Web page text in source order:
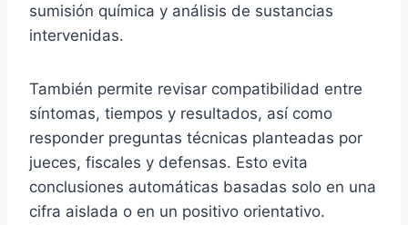
sumisión química y análisis de sustancias
intervenidas.
También permite revisar compatibilidad entre
síntomas, tiempos y resultados, así como
responder preguntas técnicas planteadas por
jueces, fiscales y defensas. Esto evita
conclusiones automáticas basadas solo en una
cifra aislada o en un positivo orientativo.